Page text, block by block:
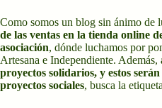
Como somos un blog sin ánimo de
de las ventas en la tienda online
asociación, dónde luchamos por
Artesana e Independiente. Además,
proyectos solidarios, y estos
proyectos sociales, busca la etiqueta